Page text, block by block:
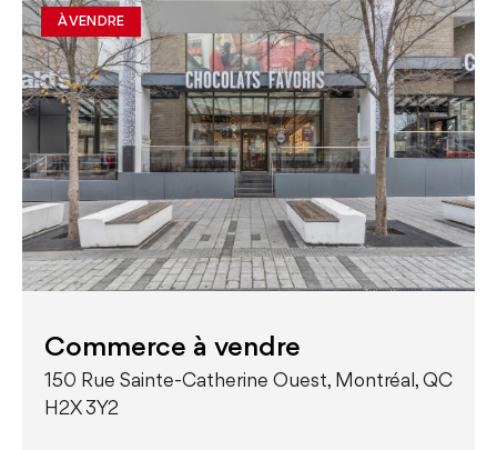
À VENDRE
Commerce à vendre
150 Rue Sainte-Catherine Ouest, Montréal, QC
H2X 3Y2